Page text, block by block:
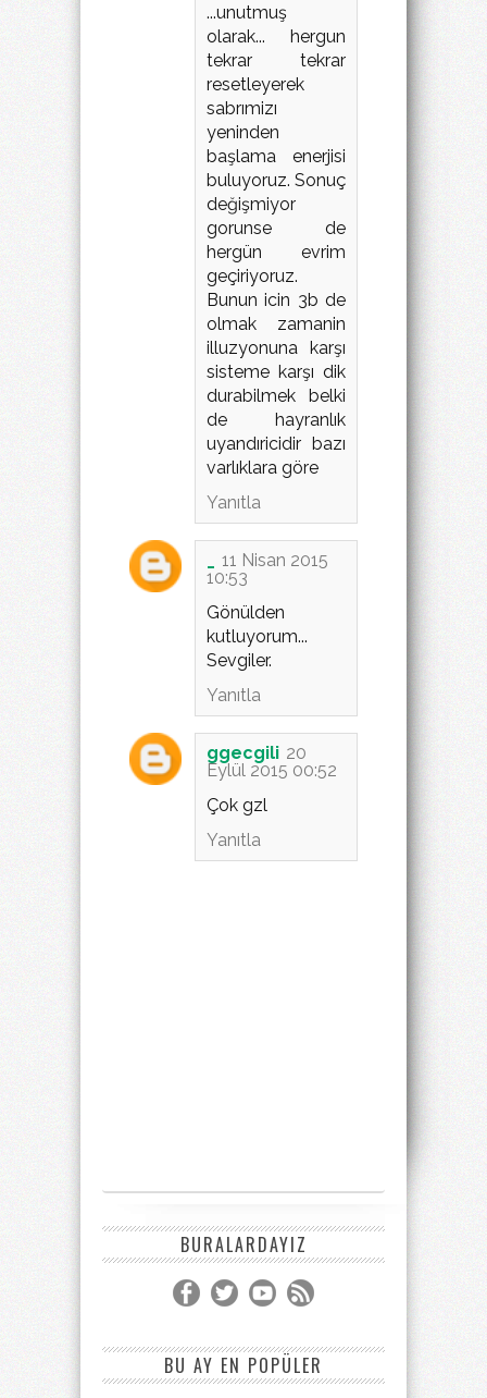
...unutmuş
olarak... hergun
tekrar tekrar
resetleyerek
sabrımizı
yeninden
başlama enerjisi
buluyoruz. Sonuç
değişmiyor
gorunse de
hergün evrim
geçiriyoruz.
Bunun icin 3b de
olmak zamanin
illuzyonuna karşı
sisteme karşı dik
durabilmek belki
de hayranlık
uyandıricidir bazı
varlıklara göre
Yanıtla
11 Nisan 2015
10:53
Gönülden
kutluyorum...
Sevgiler.
Yanıtla
ggecgili 20
Eylül 2015 00:52
Çok gzl
Yanıtla
BURALARDAYIZ
BU AY EN POPÜLER